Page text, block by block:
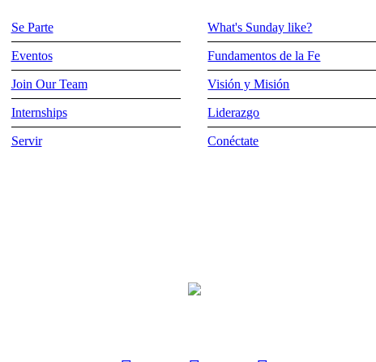
Se Parte
Eventos
Join Our Team
Internships
Servir
What's Sunday like?
Fundamentos de la Fe
Visión y Misión
Liderazgo
Conéctate